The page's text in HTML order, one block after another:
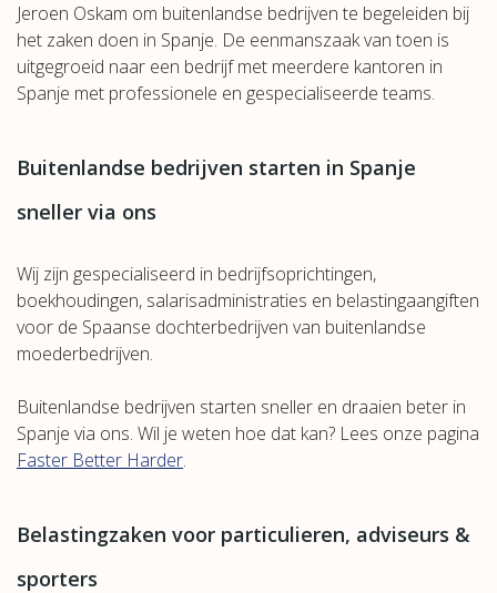
Jeroen Oskam om buitenlandse bedrijven te begeleiden bij
het zaken doen in Spanje. De eenmanszaak van toen is
uitgegroeid naar een bedrijf met meerdere kantoren in
Spanje met professionele en gespecialiseerde teams.
Buitenlandse bedrijven starten in Spanje
sneller via ons
Wij zijn gespecialiseerd in bedrijfsoprichtingen,
boekhoudingen, salarisadministraties en belastingaangiften
voor de Spaanse dochterbedrijven van buitenlandse
moederbedrijven.
Buitenlandse bedrijven starten sneller en draaien beter in
Spanje via ons. Wil je weten hoe dat kan? Lees onze pagina
Faster Better Harder.
Belastingzaken voor particulieren, adviseurs &
sporters